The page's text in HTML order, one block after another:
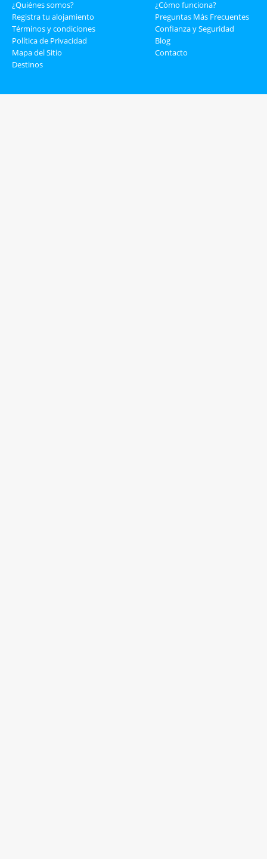
¿Quiénes somos?
Registra tu alojamiento
Términos y condiciones
Política de Privacidad
Mapa del Sitio
Destinos
¿Cómo funciona?
Preguntas Más Frecuentes
Confianza y Seguridad
Blog
Contacto